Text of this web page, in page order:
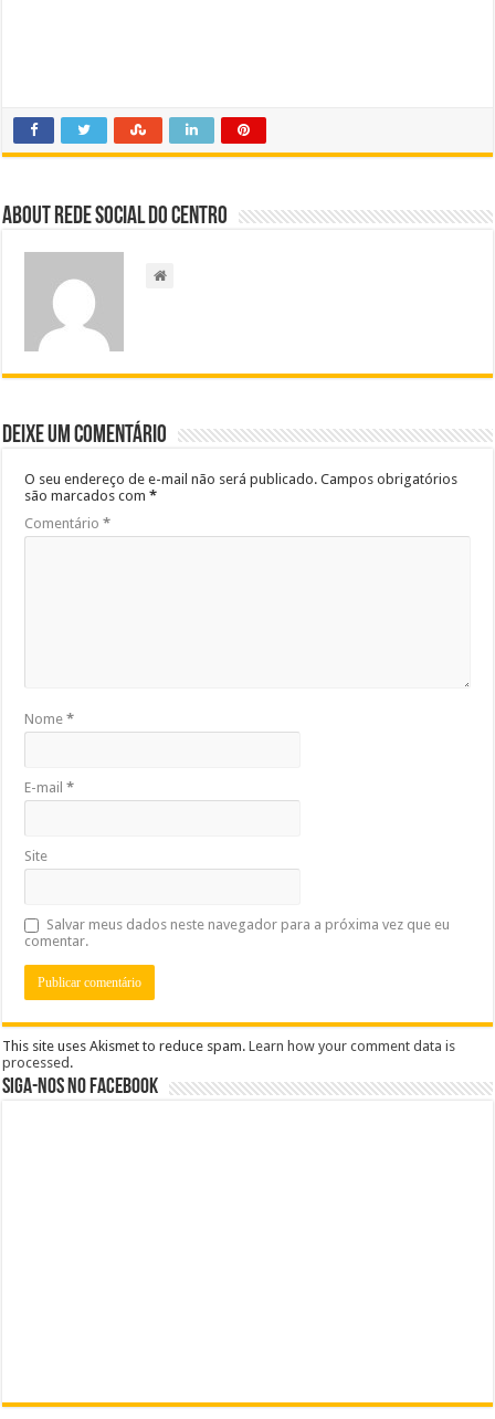
About Rede Social do Centro
Deixe um comentário
O seu endereço de e-mail não será publicado. Campos obrigatórios
são marcados com*
Comentário*
Nome*
E-mail*
Site
Salvar meus dados neste navegador para a próxima vez que eu
comentar.
This site uses Akismet to reduce spam.Learn how your comment data is
processed .
Siga-nos no Facebook